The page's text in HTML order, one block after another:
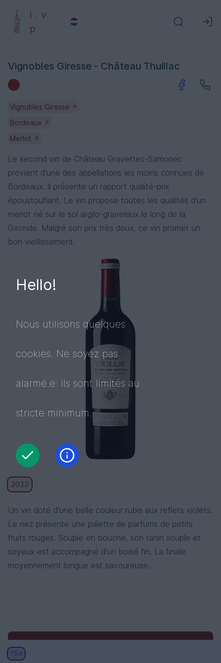
l . v .
p
Vignobles Giresse - Château Thuillac
Vignobles Giresse ↗
Bordeaux ↗
Merlot ↗
Le second vin de Château Gravettes-Samonec
provient d'une des appellations les moins connues de
Bordeaux. Il présente un rapport qualité-prix
époustouflant. Le vin propose toutes les qualités d'un
merlot né sur le sol argilo-graveleux le long de la
Gironde. Malgré son prix très doux, ce vin promet un
bon vieillissement.
2022
Un vin doté d'une belle couleur rubis aux reflets violets.
Le nez présente une palette de parfums de petits
fruits rouges. Souple en bouche, son tanin souple et
soyeux est accompagné d'un boisé fin. La finale
moyennement longue est savoureuse.
75cl
Hello!
Nous utilisons quelques
cookies. Ne soyez pas
alarmé.e: ils sont limités au
stricte minimum.